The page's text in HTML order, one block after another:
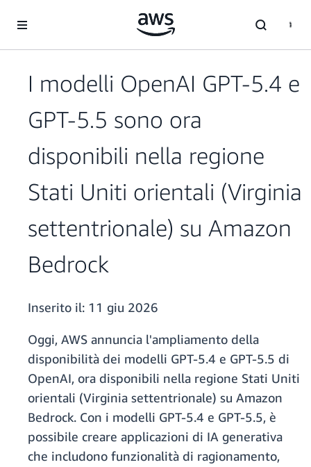
I modelli OpenAI GPT-5.4 e
GPT-5.5 sono ora
disponibili nella regione
Stati Uniti orientali (Virginia
settentrionale) su Amazon
Bedrock
Inserito il: 11 giu 2026
Oggi, AWS annuncia l'ampliamento della
disponibilità dei modelli GPT-5.4 e GPT-5.5 di
OpenAI, ora disponibili nella regione Stati Uniti
orientali (Virginia settentrionale) su Amazon
Bedrock. Con i modelli GPT-5.4 e GPT-5.5, è
possibile creare applicazioni di IA generativa
che includono funzionalità di ragionamento,